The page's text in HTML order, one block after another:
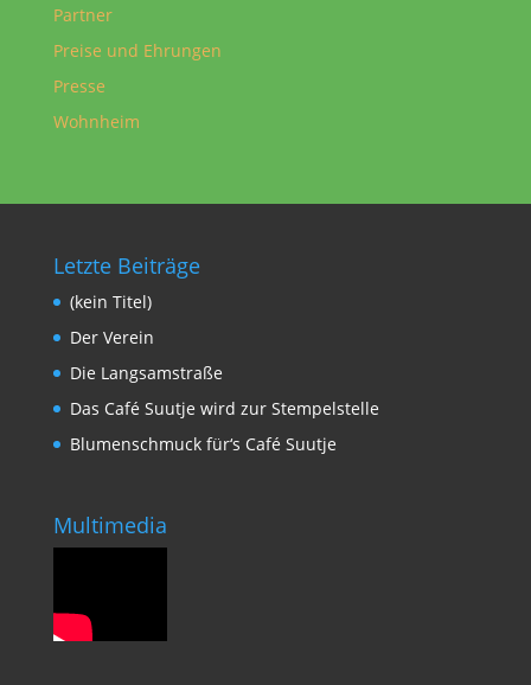
Partner
Preise und Ehrungen
Presse
Wohnheim
Letzte Beiträge
(kein Titel)
Der Verein
Die Langsamstraße
Das Café Suutje wird zur Stempelstelle
Blumenschmuck für‘s Café Suutje
Multimedia